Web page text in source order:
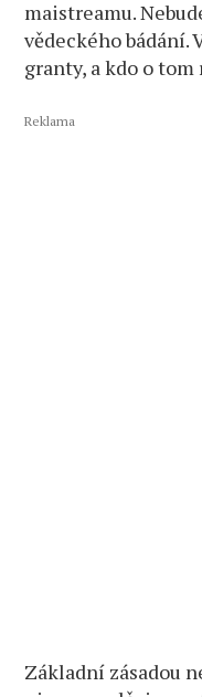
maistreamu.
vědeckého bádání.
granty, a kdo o tom
Reklama
Základní zásadou